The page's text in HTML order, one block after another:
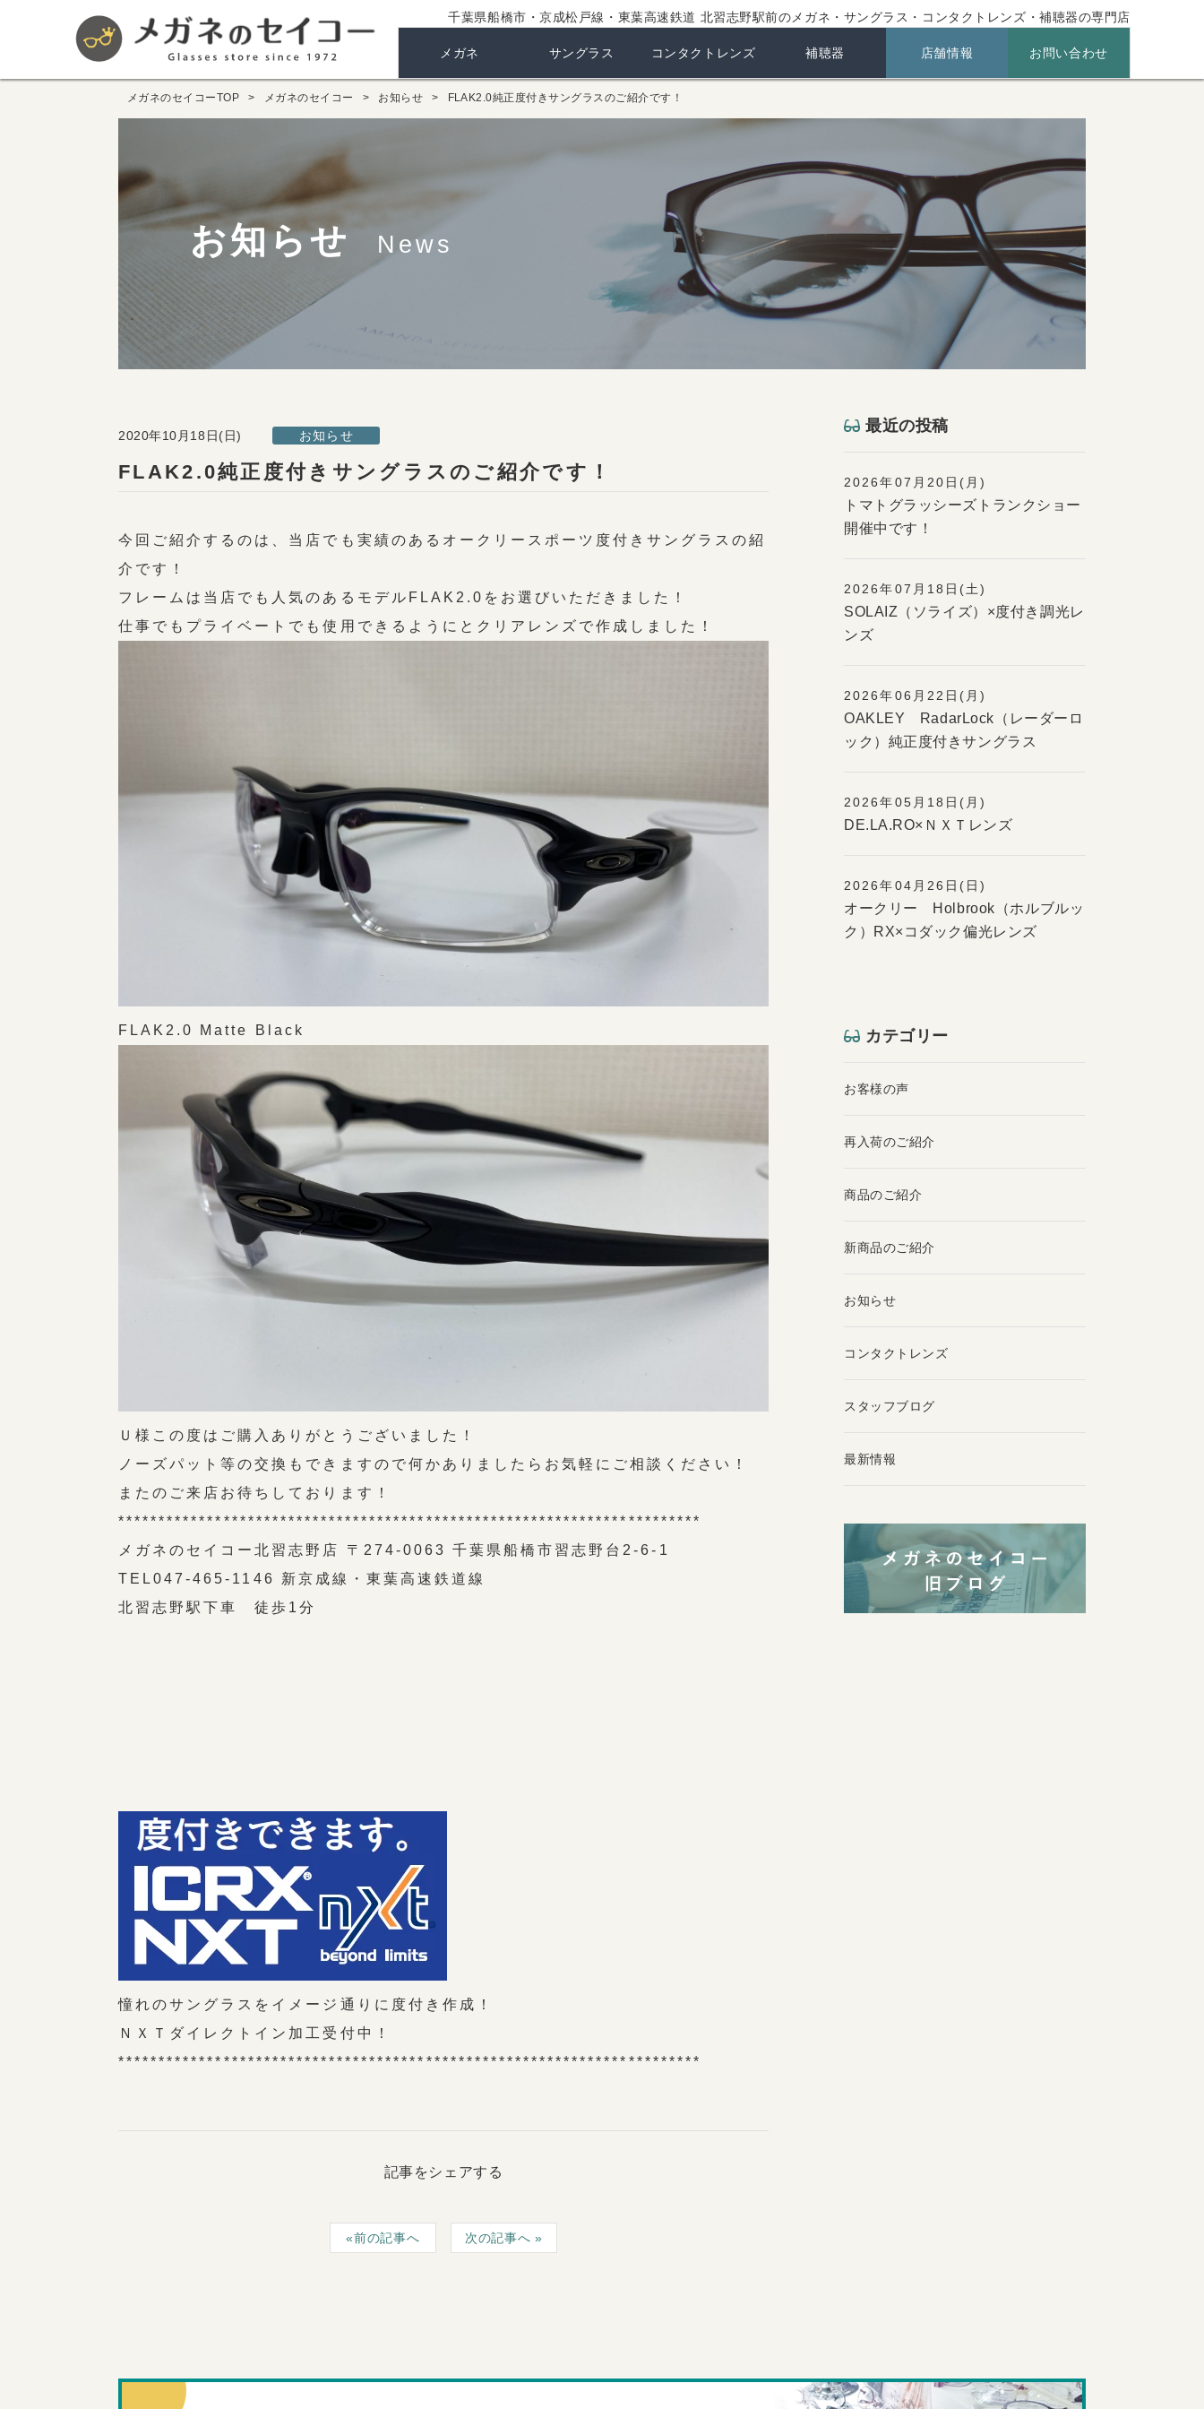
千葉県船橋市・京成松戸線・東葉高速鉄道 北習志野駅前のメガネ・サングラス・コンタクトレンズ・補聴器の専門店
メガネ サングラス コンタクトレンズ 補聴器 店舗情報 お問い合わせ
メガネのセイコーTOP メガネのセイコー お知らせ FLAK2.0純正度付きサングラスのご紹介です！
お知らせ News
FLAK2.0純正度付きサングラスのご紹介です！
2020年10月18日(日) お知らせ
今回ご紹介するのは、当店でも実績のあるオークリースポーツ度付きサングラスの紹
介です！
フレームは当店でも人気のあるモデルFLAK2.0をお選びいただきました！
仕事でもプライベートでも使用できるようにとクリアレンズで作成しました！
FLAK2.0 Matte Black
Ｕ様この度はご購入ありがとうございました！
ノーズパット等の交換もできますので何かありましたらお気軽にご相談ください！
またのご来店お待ちしております！
************************************************************************
メガネのセイコー北習志野店 〒274-0063 千葉県船橋市習志野台2-6-1
TEL047-465-1146 新京成線・東葉高速鉄道線
北習志野駅下車 徒歩1分
憧れのサングラスをイメージ通りに度付き作成！
ＮＸＴダイレクトイン加工受付中！
************************************************************************
記事をシェアする
前の記事へ 次の記事へ
最近の投稿
2026年07月20日(月)
トマトグラッシーズトランクショー
開催中です！
2026年07月18日(土)
SOLAIZ（ソライズ）×度付き調光レ
ンズ
2026年06月22日(月)
OAKLEY RadarLock（レーダーロ
ック）純正度付きサングラス
2026年05月18日(月)
DE.LA.RO×ＮＸＴレンズ
2026年04月26日(日)
オークリー Holbrook（ホルブルッ
ク）RX×コダック偏光レンズ
カテゴリー
お客様の声
再入荷のご紹介
商品のご紹介
新商品のご紹介
お知らせ
コンタクトレンズ
スタッフブログ
最新情報